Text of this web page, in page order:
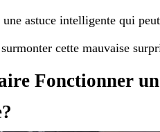
astuce intelligente qui
cette mauvaise
Fonctionner